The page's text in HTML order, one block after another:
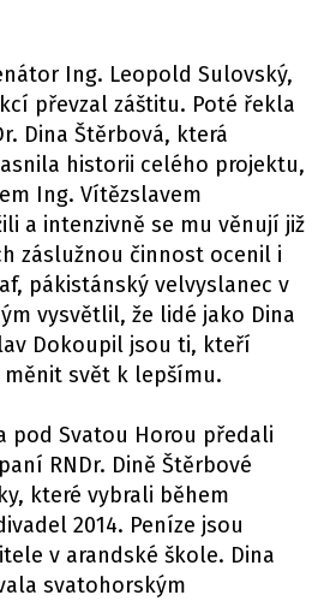
Ing. Leopold Sulovský,
převzal záštitu. Poté řekla
Dina Štěrbová, která
historii celého projektu,
Ing. Vítězslavem
a intenzivně se mu věnují již
záslužnou činnost ocenil i
pákistánský velvyslanec v
vysvětlil, že lidé jako Dina
Dokoupil jsou ti, kteří
svět k lepšímu.
pod Svatou Horou předali
RNDr. Dině Štěrbové
které vybrali během
2014. Peníze jsou
v arandské škole. Dina
svatohorským